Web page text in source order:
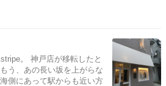
。 神戸店が移転したと
う、あの長い坂を上がらな
側にあって駅からも近い方